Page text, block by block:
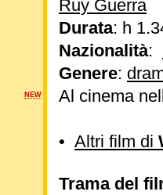
Ruy Guerra
Durata: h
Nazionalità:
Genere:
Al cinema
• Altri film di
Trama del
NEW